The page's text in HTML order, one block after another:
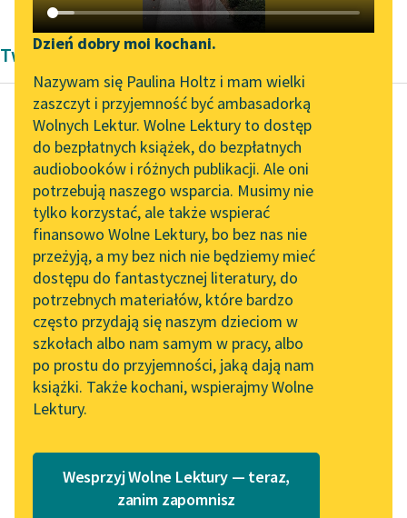
Katalog DAISY
Podkasty o książkach
Zgłoś brak utworu
Aktualności
Zapraszamy na spotkanie
online z tłumaczkami
literatury skandynawskiej
Spotkanie z Katarzyną
Tunkiel w Oslo
Wolne Lektury na 32.
Pol’and’Rock Festivalu
„Kochanek Lady
Chatterley” do słuchania
na Wolnych Lekturach
Nowy audiobook –
„Marzenie o Oriencie”
Narzędzia
Mapa Wolnych Lektur
Leśmianator
Przewodnik dla piszących i
czytających
API
OAI-PMH
Widget Wolnych Lektur
Przypisy
Katalog w formacie PDF
Dzień dobry moi kochani.
Nazywam się Paulina Holtz i mam wielki
zaszczyt i przyjemność być ambasadorką
Wolnych Lektur. Wolne Lektury to dostęp
do bezpłatnych książek, do bezpłatnych
audiobooków i różnych publikacji. Ale oni
potrzebują naszego wsparcia. Musimy nie
tylko korzystać, ale także wspierać
finansowo Wolne Lektury, bo bez nas nie
przeżyją, a my bez nich nie będziemy mieć
dostępu do fantastycznej literatury, do
potrzebnych materiałów, które bardzo
często przydają się naszym dzieciom w
szkołach albo nam samym w pracy, albo
po prostu do przyjemności, jaką dają nam
książki. Także kochani, wspierajmy Wolne
Lektury.
Wesprzyj Wolne Lektury — teraz,
zanim zapomnisz
Twórczość Edgara Allana Poe'go
Edgar Allan Poe
William Wilson
Zbliża się śmierć i cień,
który ją poprzedza,
nakazem uciszeń
dosięgnął mego serca.
W mym...
Czytaj więcej
William Wilson